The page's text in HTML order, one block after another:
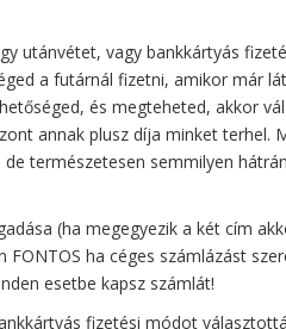
utánvétet, vagy bankkártyás
a futárnál fizetni, amikor már
és megteheted, akkor
annak plusz díja minket terhel.
természetesen semmilyen
(ha megegyezik a két cím
ha céges számlázást
esetbe kapsz számlát!
fizetési módot